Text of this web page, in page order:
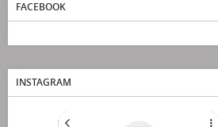
FACEBOOK
INSTAGRAM